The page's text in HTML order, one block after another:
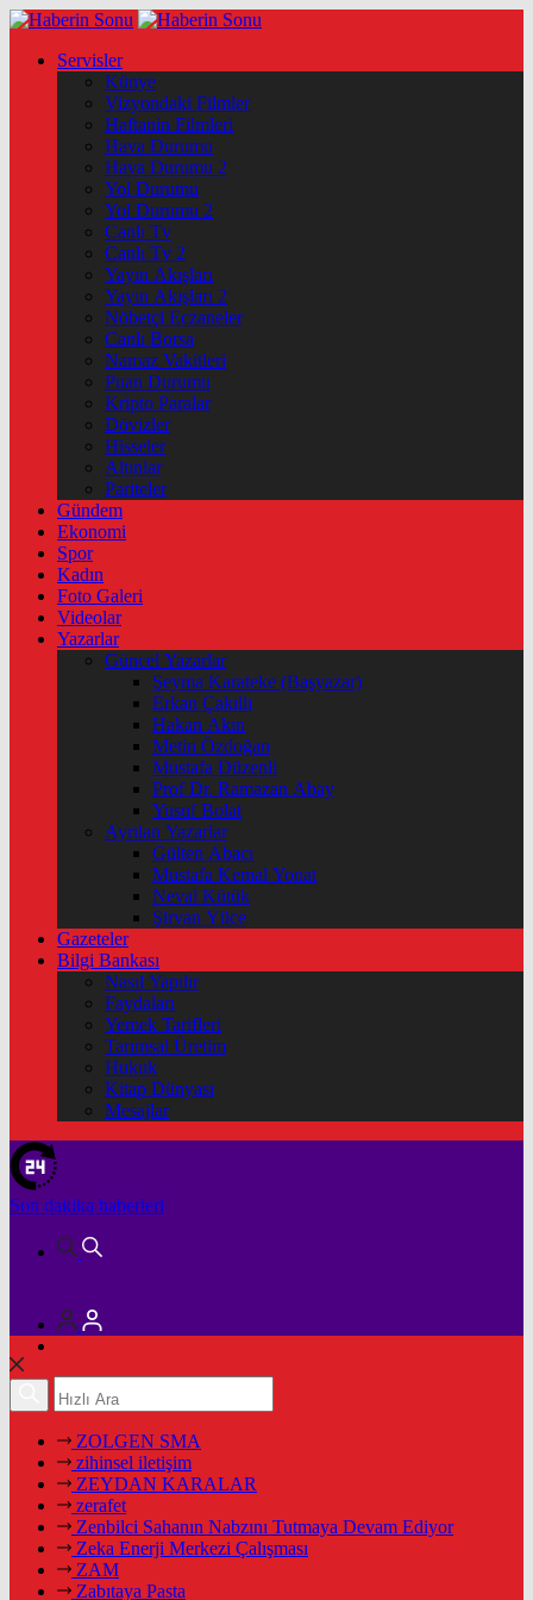
Servisler
Künye
Vizyondaki Filmler
Haftanin Filmleri
Hava Durumu
Hava Durumu 2
Yol Durumu
Yol Durumu 2
Canlı Tv
Canlı Tv 2
Yayın Akışları
Yayın Akışları 2
Nöbetçi Eczaneler
Canlı Borsa
Namaz Vakitleri
Puan Durumu
Kripto Paralar
Dövizler
Hisseler
Altınlar
Pariteler
Gündem
Ekonomi
Spor
Kadın
Foto Galeri
Videolar
Yazarlar
Güncel Yazarlar
Şeyma Karateke (Başyazar)
Erkan Çakıllı
Hakan Akın
Metin Özdoğan
Mustafa Düzenli
Prof Dr. Ramazan Abay
Yusuf Bolat
Ayrılan Yazarlar
Gülten Abacı
Mustafa Kemal Yonat
Neval Kütük
Şirvan Yüce
Gazeteler
Bilgi Bankası
Nasıl Yapılır
Faydaları
Yemek Tarifleri
Tarımsal Üretim
Hukuk
Kitap Dünyası
Mesajlar
Son dakika haberleri
ZOLGEN SMA
zihinsel iletişim
ZEYDAN KARALAR
zerafet
Zenbilci Sahanın Nabzını Tutmaya Devam Ediyor
Zeka Enerji Merkezi Çalışması
ZAM
Zabıtaya Pasta